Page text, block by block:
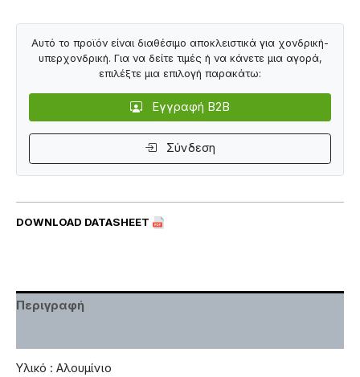
DOWNLOAD DATASHEET
Αυτό το προϊόν είναι διαθέσιμο αποκλειστικά για χονδρική-
υπερχονδρική. Για να δείτε τιμές ή να κάνετε μια αγορά,
επιλέξτε μια επιλογή παρακάτω:
Εγγραφή B2B
Σύνδεση
Περιγραφή
Υλικό : Αλουμίνιο